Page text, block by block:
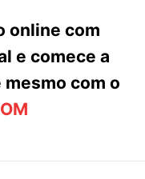
online com
e comece a
com o